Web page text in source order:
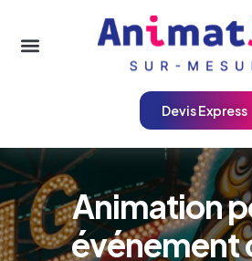
Devis Express
Animation
événement